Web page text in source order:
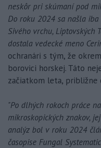
neskôr pri skúmaní pod
Do roku 2024 sa našla iba
Sivého vrchu, Liptovských
dostala vedecké meno
ochranári s tým, že
borovici horskej. Táto
začiatkom leta, približne
"Po dlhých rokoch práce
mikroskopických znakov,
analýz bol v roku 2024
časopise Fungal